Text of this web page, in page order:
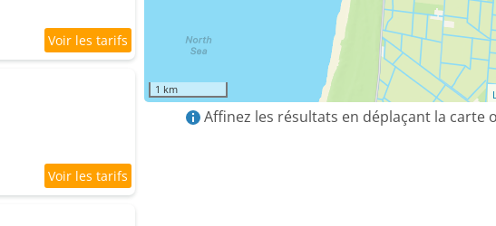
1 km
Affinez les résultats en déplaçant la carte